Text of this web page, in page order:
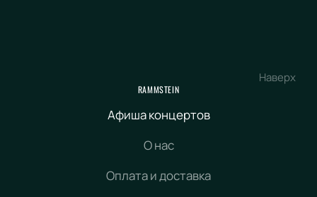
Наверх
RAMMSTEIN
Афиша концертов
О нас
Оплата и доставка